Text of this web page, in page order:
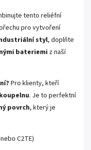
tento reliéfní
pro vytvoření
styl, doplňte
bateriemi z naší
Pro klienty, kteří
. Je to perfektní
povrch, který je
C2TE)